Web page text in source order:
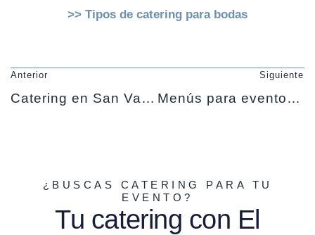
>> Tipos de catering para bodas
Anterior
Catering en San Valentín a domicilio: una experiencia gastronómica inolvidable
Siguiente
Menús para eventos en 2024: Descubre las tendencias más innovadoras
¿BUSCAS CATERING PARA TU
EVENTO?
Tu catering con El